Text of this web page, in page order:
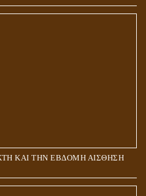
ΚΑΙ ΤΗΝ ΕΒΔΟΜΗ ΑΙΣΘΗΣΗ